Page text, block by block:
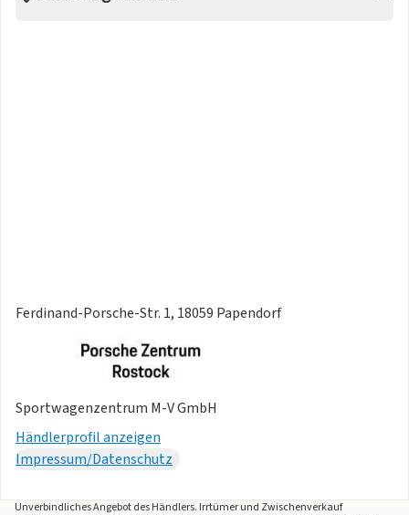
Ferdinand-Porsche-Str. 1, 18059 Papendorf
Sportwagenzentrum M-V GmbH
Händlerprofil anzeigen
Impressum/Datenschutz
Unverbindliches Angebot desHändlers. Irrtümer und Zwischenverkauf